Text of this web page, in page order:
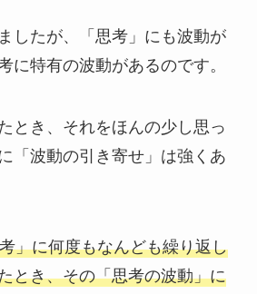
したが、
「思考」にも波動が
に特有の波動があるのです。
とき、それをほんの少し思っ
「波動の引き寄せ」は強くあ
」に何度もなんども繰り返し
とき、その「思考の波動」に